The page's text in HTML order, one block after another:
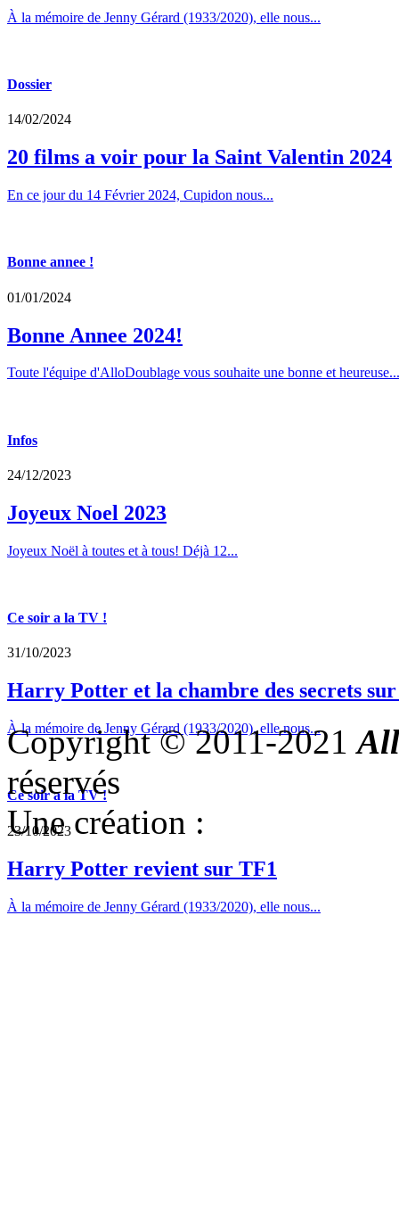
À la mémoire de Jenny Gérard (1933/2020), elle nous...
Dossier
14/02/2024
20 films a voir pour la Saint Valentin 2024
En ce jour du 14 Février 2024, Cupidon nous...
Bonne annee !
01/01/2024
Bonne Annee 2024!
Toute l'équipe d'AlloDoublage vous souhaite une bonne et heureuse...
Infos
24/12/2023
Joyeux Noel 2023
Joyeux Noël à toutes et à tous! Déjà 12...
Ce soir a la TV !
31/10/2023
Harry Potter et la chambre des secrets
À la mémoire de Jenny Gérard (1933/2020), elle nous...
Ce soir a la TV !
23/10/2023
Harry Potter revient sur TF1
À la mémoire de Jenny Gérard (1933/2020), elle nous...
Copyright © 2011-2021
réservés
Une création :